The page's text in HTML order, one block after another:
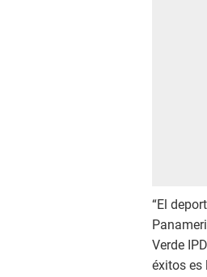
“El
Verde
éxitos es